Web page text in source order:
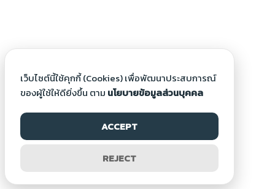
เว็บไซต์นี้ใช้คุกกี้ (Cookies) เพื่อพัฒนาประสบการณ์
ของผู้ใช้ให้ดียิ่งขึ้น ตาม นโยบายข้อมูลส่วนบุคคล
ACCEPT
REJECT